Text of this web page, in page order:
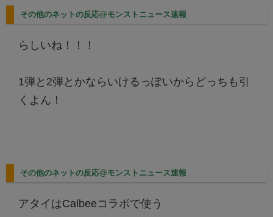
その他のネットの反応@モンストニュース速報
らしいね！！！
1弾と2弾とかならいけるっぽいからどっちも引
くよん！
その他のネットの反応@モンストニュース速報
アタイはCalbeeコラボで使う